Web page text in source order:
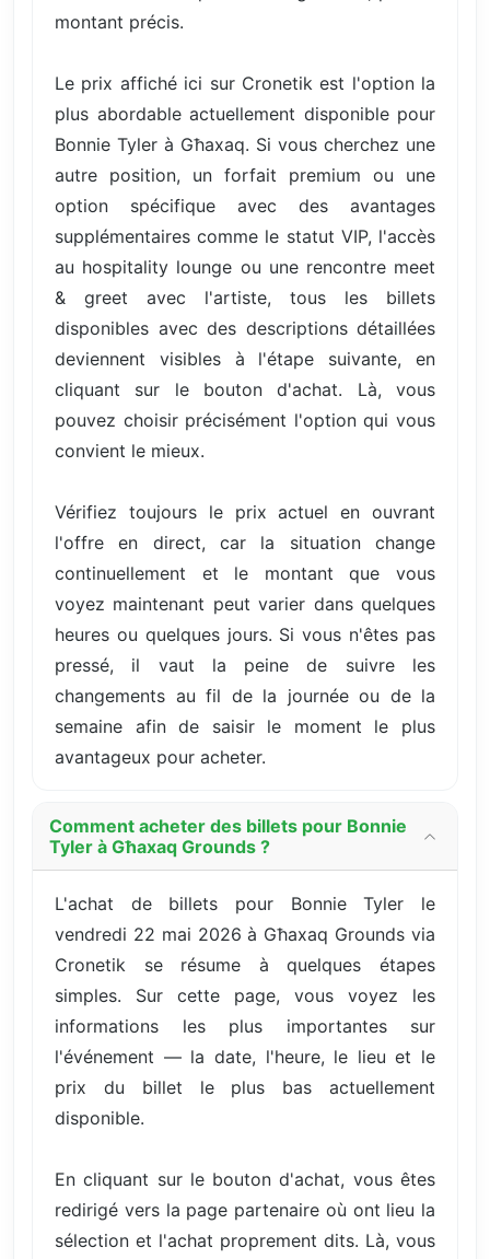
montant précis.
Le prix affiché ici sur Cronetik est l'option la
plus abordable actuellement disponible pour
Bonnie Tyler à Għaxaq. Si vous cherchez une
autre position, un forfait premium ou une
option spécifique avec des avantages
supplémentaires comme le statut VIP, l'accès
au hospitality lounge ou une rencontre meet
& greet avec l'artiste, tous les billets
disponibles avec des descriptions détaillées
deviennent visibles à l'étape suivante, en
cliquant sur le bouton d'achat. Là, vous
pouvez choisir précisément l'option qui vous
convient le mieux.
Vérifiez toujours le prix actuel en ouvrant
l'offre en direct, car la situation change
continuellement et le montant que vous
voyez maintenant peut varier dans quelques
heures ou quelques jours. Si vous n'êtes pas
pressé, il vaut la peine de suivre les
changements au fil de la journée ou de la
semaine afin de saisir le moment le plus
avantageux pour acheter.
Comment acheter des billets pour Bonnie
Tyler à Għaxaq Grounds ?
L'achat de billets pour Bonnie Tyler le
vendredi 22 mai 2026 à Għaxaq Grounds via
Cronetik se résume à quelques étapes
simples. Sur cette page, vous voyez les
informations les plus importantes sur
l'événement — la date, l'heure, le lieu et le
prix du billet le plus bas actuellement
disponible.
En cliquant sur le bouton d'achat, vous êtes
redirigé vers la page partenaire où ont lieu la
sélection et l'achat proprement dits. Là, vous